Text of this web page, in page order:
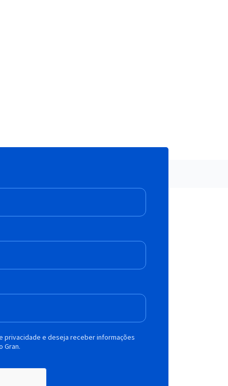
privacidade e deseja receber informações
Gran.